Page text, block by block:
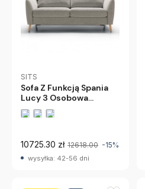
SITS
Sofa Z Funkcją Spania
Lucy 3 Osobowa
Beżowa Sits
10725.30 zł 12618.00 -15%
wysyłka: 42-56 dni